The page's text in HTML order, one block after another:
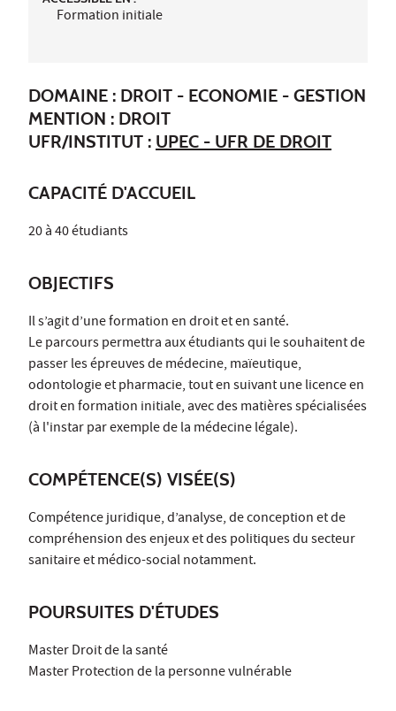
Formation initiale
DOMAINE : DROIT - ECONOMIE - GESTION
MENTION : DROIT
UFR/INSTITUT : UPEC - UFR DE DROIT
CAPACITÉ D'ACCUEIL
20 à 40 étudiants
OBJECTIFS
Il s’agit d’une formation en droit et en santé.
Le parcours permettra aux étudiants qui le souhaitent de
passer les épreuves de médecine, maïeutique,
odontologie et pharmacie, tout en suivant une licence en
droit en formation initiale, avec des matières spécialisées
(à l'instar par exemple de la médecine légale).
COMPÉTENCE(S) VISÉE(S)
Compétence juridique, d’analyse, de conception et de
compréhension des enjeux et des politiques du secteur
sanitaire et médico-social notamment.
POURSUITES D'ÉTUDES
Master Droit de la santé
Master Protection de la personne vulnérable